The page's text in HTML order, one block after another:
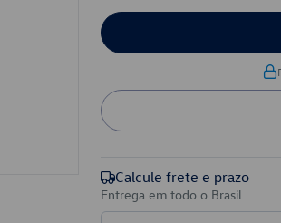
Calcule frete e prazo
Entrega em todo o Brasil